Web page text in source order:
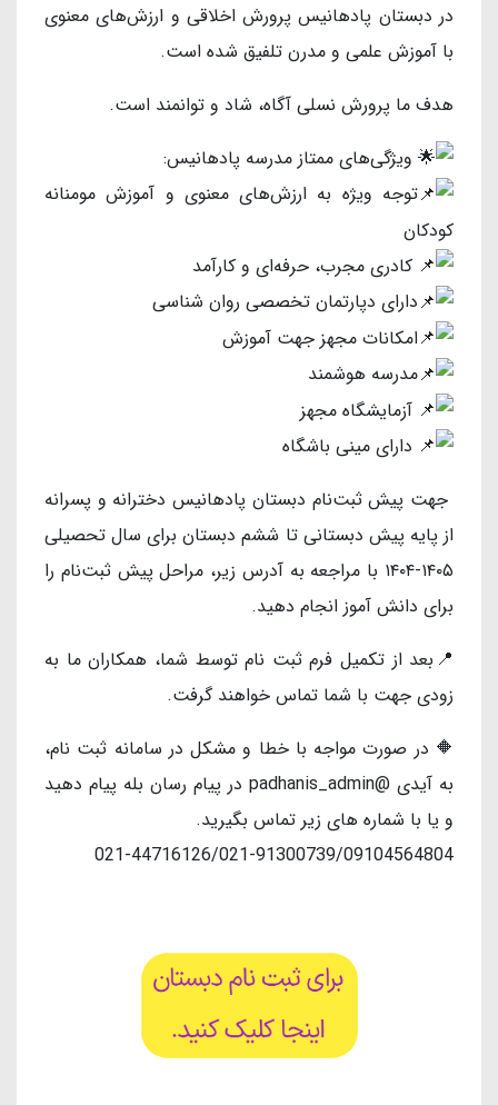
در دبستان پادهانیس پرورش اخلاقی و ارزش‌های معنوی
با آموزش علمی و مدرن تلفیق شده‌ است.
هدف ما پرورش نسلی آگاه، شاد و توانمند است.
ویژگی‌های ممتاز مدرسه پادهانیس:
توجه ویژه به ارزش‌های معنوی و آموزش مومنانه
کودکان
کادری مجرب، حرفه‌ای و كارآمد
دارای دپارتمان تخصصی روان شناسی
امكانات مجهز جهت آموزش
مدرسه هوشمند
آزمايشگاه مجهز
دارای مینی باشگاه
جهت پیش ثبت‌نام دبستان پادهانیس دخترانه و پسرانه
از پایه پیش دبستانی تا ششم دبستان برای سال تحصیلی
۱۴۰۵-۱۴۰۴ با مراجعه به آدرس زیر، مراحل پیش ثبت‌نام را
برای دانش آموز انجام دهید.
📍بعد از تکمیل فرم ثبت نام توسط شما، همکاران ما به
زودی جهت با شما تماس خواهند گرفت.
🔶 در صورت مواجه با خطا و مشکل در سامانه ثبت نام،
به آیدی @padhanis_admin در پیام رسان بله پیام دهید
و یا با شماره های زیر تماس بگیرید.
021-44716126/021-91300739/09104564804